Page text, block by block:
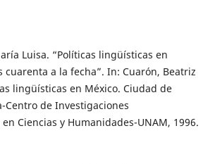
Luisa. “Políticas lingüísticas en
cuarenta a la fecha”. In: Cuarón, Beatriz
lingüísticas en México. Ciudad de
Centro de Investigaciones
Ciencias y Humanidades-UNAM, 1996.